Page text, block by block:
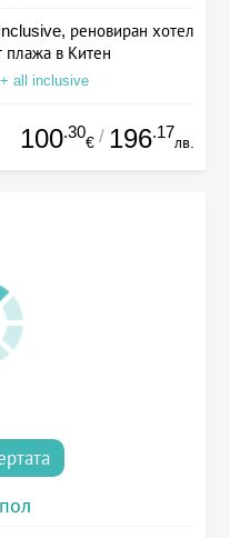
реновиран хотел
в Китен
all inclusive
100.30
€ / 196.17
лв.